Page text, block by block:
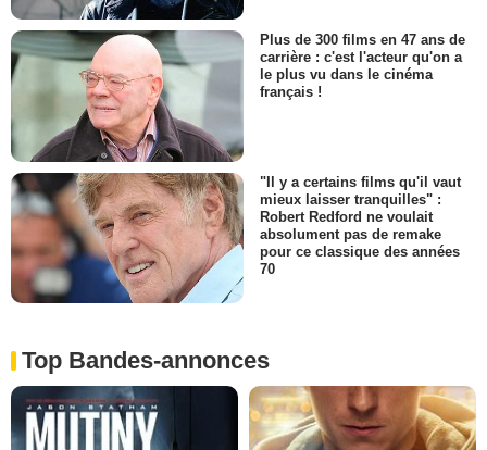
Plus de 300 films en 47 ans de
carrière : c'est l'acteur qu'on a
le plus vu dans le cinéma
français !
"Il y a certains films qu'il vaut
mieux laisser tranquilles" :
Robert Redford ne voulait
absolument pas de remake
pour ce classique des années
70
Top Bandes-annonces